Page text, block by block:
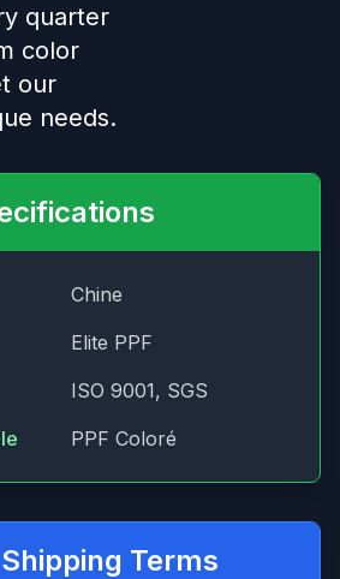
quarter
color
our
needs.
Chine
Elite PPF
ISO 9001, SGS
PPF Coloré
Terms